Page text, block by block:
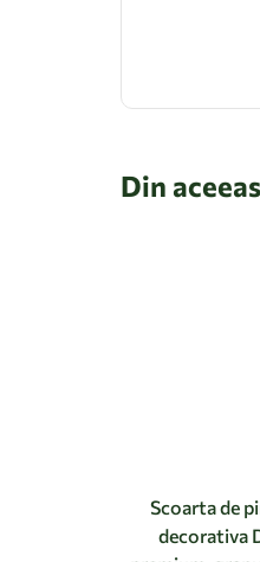
Din
Scoarta de
decorativa